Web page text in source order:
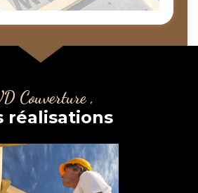
Couverture ,
réalisations